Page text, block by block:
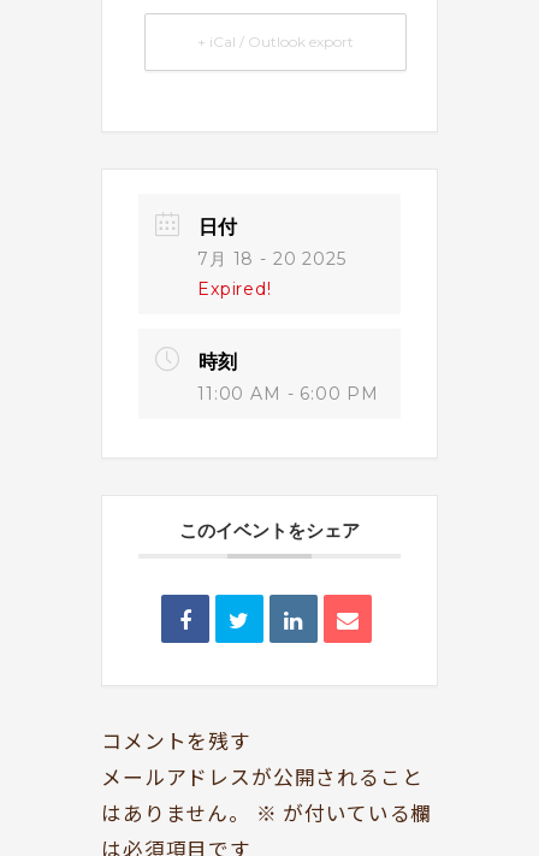
CAFE
開いてる？
SCHEDULE AUDIO
ドッグセラピー
KOKORO SUPPORT
イベント情報
+ iCal / Outlook export
日付
7月 18 - 20 2025
Expired!
時刻
11:00 AM - 6:00 PM
このイベントをシェア
コメントを残す
メールアドレスが公開されること
はありません。
※ が付いている欄
は必須項目です